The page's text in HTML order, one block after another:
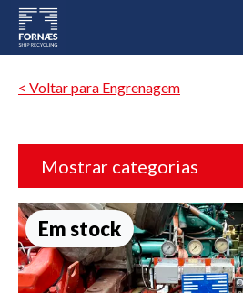
< Voltar para Engrenagem
Mostrar categorias
Em stock